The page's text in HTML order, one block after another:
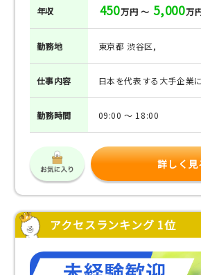
年収 450万円 ～ 5,000万
勤務地 東京都 渋谷区,
仕事内容 日本を代表する大手企業
勤務時間 09:00 ～ 18:00
詳しく見
アクセスランキング 1位